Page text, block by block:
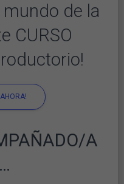
mundo de la
CURSO
A